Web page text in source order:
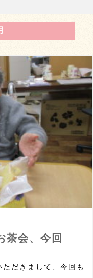
会、今回
だきまして、今回も